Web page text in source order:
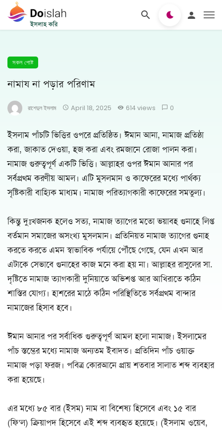
সকল পোষ্ট
নামায না পড়ার পরিণাম
রাশেদুল ইসলাম April 18, 2025 614 views 0
ইসলাম পাঁচটি ভিত্তির ওপরে প্রতিষ্ঠিত। ঈমান আনা, নামাজ প্রতিষ্ঠা
করা, জাকাত দেওয়া, হজ করা এবং রমজানে রোজা পালন করা।
নামাজ গুরুত্বপূর্ণ একটি ভিত্তি। আল্লাহর ওপর ঈমান আনার পর
সর্বপ্রথম করণীয় আমল। এটি মুসলমান ও কাফেরের মধ্যে পার্থক্য
সৃষ্টিকারী বাহ্যিক মাধ্যম। নামাজ পরিত্যাগকারী কাফেরের সমতুল্য।
কিন্তু দুঃখজনক হলেও সত্য, নামাজ ত্যাগের মতো ভয়াবহ গুনাহে লিপ্ত
বর্তমান সমাজের অসংখ্য মুসলমান। প্রতিনিয়ত নামাজ ত্যাগের গুনাহ
করতে করতে এমন স্বাভাবিক পর্যায়ে পৌঁছে গেছে, যেন এখন আর
এটাকে সেভাবে গুনাহের কাজ মনে করা হয় না। আল্লাহর রাসুলের সা.
দৃষ্টিতে নামাজ ত্যাগকারী দুনিয়াতে অভিশপ্ত আর আখিরাতে কঠিন
শাস্তির যোগ্য। হাশরের মাঠে কঠিন পরিস্থিতিতে সর্বপ্রথম বান্দার
নামাজের হিসাব হবে।
ঈমান আনার পর সর্বাধিক গুরুত্বপূর্ণ আমল হলো নামাজ। ইসলামের
পাঁচ স্তম্ভের মধ্যে নামাজ অন্যতম ইবাদত। প্রতিদিন পাঁচ ওয়াক্ত
নামাজ পড়া ফরজ। পবিত্র কোরআনে প্রায় শতবার সালাত শব্দ ব্যবহার
করা হয়েছে।
এর মধ্যে ৮৫ বার (ইসম) নাম বা বিশেষ্য হিসেবে এবং ১৫ বার
(ফি’ল) ক্রিয়াপদ হিসেবে এই শব্দ ব্যবহৃত হয়েছে। (ইসলাম ওয়েব,